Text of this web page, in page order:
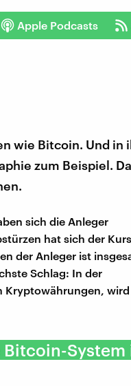
Apple Podcasts
wie Bitcoin. Und in
zum Beispiel.
sich die Anleger
hat sich der Kurs
der Anleger ist
Schlag: In der
Kryptowährungen, wird
System